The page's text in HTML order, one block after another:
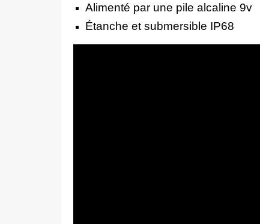
Alimenté par une pile alcaline 9v
Étanche et submersible IP68